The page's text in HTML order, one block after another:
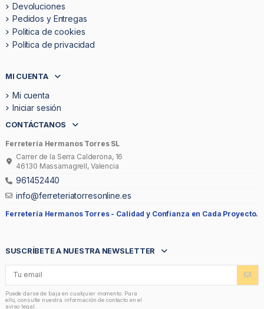
Devoluciones
Pedidos y Entregas
Politica de cookies
Política de privacidad
MI CUENTA
Mi cuenta
Iniciar sesión
CONTÁCTANOS
Ferretería Hermanos Torres SL
Carrer de la Serra Calderona, 16
46130 Massamagrell, Valencia
961452440
info@ferreteriatorresonline.es
Ferretería Hermanos Torres - Calidad y Confianza en Cada Proyecto.
SUSCRÍBETE A NUESTRA NEWSLETTER
Puede darse de baja en cualquier momento. Para
ello, consulte nuestra información de contacto en el
aviso legal.